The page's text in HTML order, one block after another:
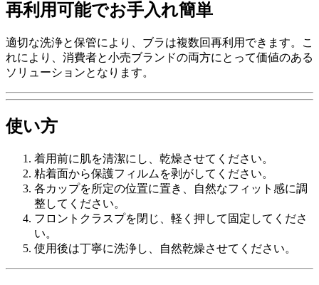
再利用可能でお手入れ簡単
適切な洗浄と保管により、ブラは複数回再利用できます。こ
れにより、消費者と小売ブランドの両方にとって価値のある
ソリューションとなります。
使い方
着用前に肌を清潔にし、乾燥させてください。
粘着面から保護フィルムを剥がしてください。
各カップを所定の位置に置き、自然なフィット感に調
整してください。
フロントクラスプを閉じ、軽く押して固定してくださ
い。
使用後は丁寧に洗浄し、自然乾燥させてください。